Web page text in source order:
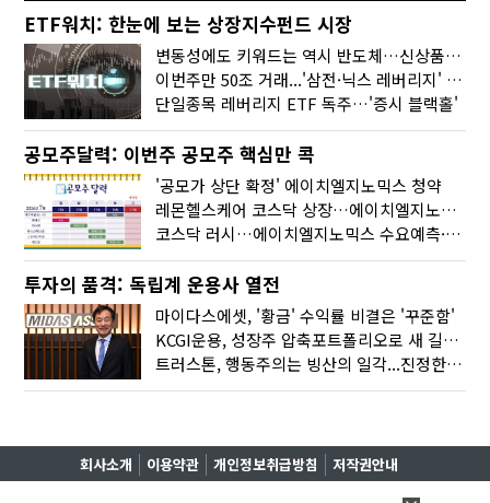
ETF워치: 한눈에 보는 상장지수펀드 시장
변동성에도 키워드는 역시 반도체…신상품은 우주·방산
이번주만 50조 거래...'삼전·닉스 레버리지' 수익률은 -30%
단일종목 레버리지 ETF 독주…'증시 블랙홀'
공모주달력: 이번주 공모주 핵심만 콕
'공모가 상단 확정' 에이치엘지노믹스 청약
레몬헬스케어 코스닥 상장…에이치엘지노믹스 수요예측
코스닥 러시…에이치엘지노믹스 수요예측·레메디 청약
투자의 품격: 독립계 운용사 열전
마이다스에셋, '황금' 수익률 비결은 '꾸준함'
KCGI운용, 성장주 압축포트폴리오로 새 길을 그리다
트러스톤, 행동주의는 빙산의 일각...진정한 힘은 '주식형 강자'
회사소개 이용약관 개인정보취급방침 저작권안내